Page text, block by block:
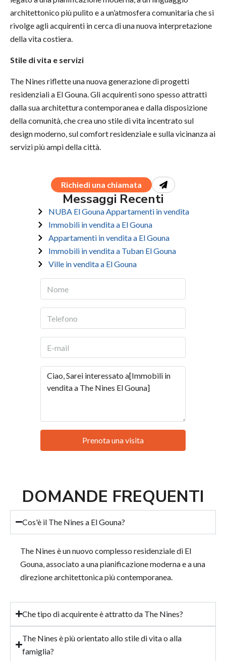
architettonico più pulito e a un’atmosfera comunitaria che si
rivolge agli acquirenti in cerca di una nuova interpretazione
della vita costiera.
Stile di vita e servizi
The Nines riflette una nuova generazione di progetti
residenziali a El Gouna. Gli acquirenti sono spesso attratti
dalla sua architettura contemporanea e dalla disposizione
della comunità, che crea uno stile di vita incentrato sul
design moderno, sul comfort residenziale e sulla vicinanza ai
servizi più ampi della città.
Richiedi una chiamata
Messaggi Recenti
NUBA El Gouna Appartamenti in vendita
Immobili in vendita a El Gouna
Appartamenti in vendita a El Gouna
Immobili in vendita a Tuban El Gouna
Ville in vendita a El Gouna
Prenota una visita
DOMANDE FREQUENTI
Cos'è il The Nines a El Gouna?
The Nines è un nuovo complesso residenziale di El
Gouna, associato a una pianificazione moderna e a una
direzione architettonica più contemporanea.
Che tipo di acquirente è attratto da The Nines?
The Nines è più orientato allo stile di vita o alla
famiglia?